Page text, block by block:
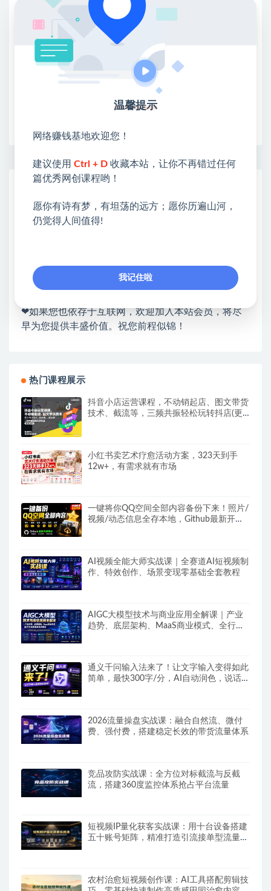
②：选择【在浏览器打开】
③：点击右上方【登录】领取
限时活动：注册新用户赠送VIP
站长微信：无
❤本站：本站整合多方资源站，主要面向互联网创业
各种项目 + 提升网创认知。
❤本站为众多团队提供了重要价值，也为众多创业者
❤如果您也依存于互联网，欢迎加入本站会员，将尽
早为您提供丰盛价值。祝您前程似锦！
热门课程展示
抖音小店运营课程，不动销起店、图文带货
技术、截流等，三频共振轻松玩转抖店(更
小红书卖艺术疗愈活动方案，323天到手
12w+，有需求就有市场
一键将你QQ空间全部内容备份下来！照片/
视频/动态信息全存本地，Github最新开源
AI视频全能大师实战课｜全赛道AI短视频制
作、特效创作、场景变现零基础全套教程
AIGC大模型技术与商业应用全解课｜产业
趋势、底层架构、MaaS商业模式、全行业
通义千问输入法来了！让文字输入变得如此
简单，最快300字/分，AI自动润色，说话秒
2026流量操盘实战课：融合自然流、微付
费、强付费，搭建稳定长效的带货流量体系
竞品攻防实战课：全方位对标截流与反截
流，搭建360度监控体系抢占平台流量
短视频IP量化获客实战课：用十台设备搭建
五十账号矩阵，精准打造引流接单型流量账
农村治愈短视频创作课：AI工具搭配剪辑技
温馨提示
网络赚钱基地欢迎您！
建议使用 Ctrl + D 收藏本站，让你不再错过任何
篇优秀网创课程哟！
愿你有诗有梦，有坦荡的远方；愿你历遍山河，
仍觉得人间值得!
我记住啦